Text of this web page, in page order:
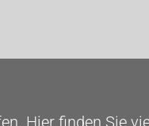
Hier finden Sie